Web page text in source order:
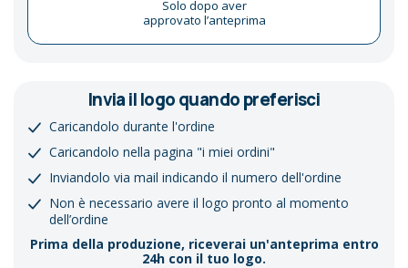
Solo dopo aver
approvato l’anteprima
Invia il logo quando preferisci
Caricandolo durante l'ordine
Caricandolo nella pagina "i miei ordini"
Inviandolo via mail indicando il numero dell'ordine
Non è necessario avere il logo pronto al momento
dell’ordine
Prima della produzione, riceverai un'anteprima entro
24h con il tuo logo.